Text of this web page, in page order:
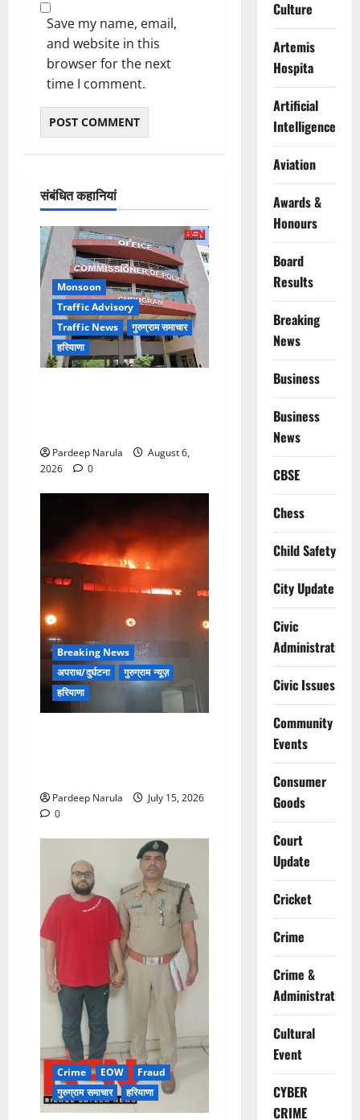
Save my name, email,
and website in this
browser for the next
time I comment.
संबंधित कहानियां
Monsoon
Traffic Advisory
Traffic News
गुरुग्राम समाचार
हरियाणा
Pardeep Narula
August 6,
2026
0
Breaking News
अपराध/दुर्घटना
गुरुग्राम न्यूज़
हरियाणा
Pardeep Narula
July 15, 2026
0
Crime EOW
Fraud
गुरुग्राम समाचार
हरियाणा
Culture
Artemis
Hospita
Artificial
Intelligence
Aviation
Awards &
Honours
Board
Results
Breaking
News
Business
Business
News
CBSE
Chess
Child Safety
City Update
Civic
Administration
Civic Issues
Community
Events
Consumer
Goods
Court
Update
Cricket
Crime
Crime &
Administration
Cultural
Event
CYBER
CRIME